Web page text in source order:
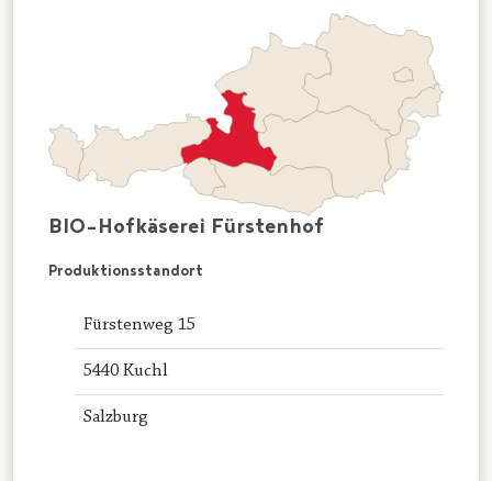
BIO-Hofkäserei Fürstenhof
Produktionsstandort
Fürstenweg 15
5440 Kuchl
Salzburg